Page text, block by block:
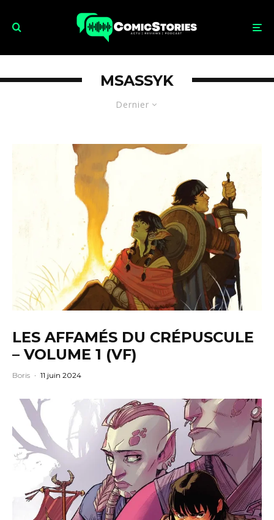
Dernier
MSASSYK
LES AFFAMÉS DU CRÉPUSCULE
– VOLUME 1 (VF)
Boris · 11 juin 2024